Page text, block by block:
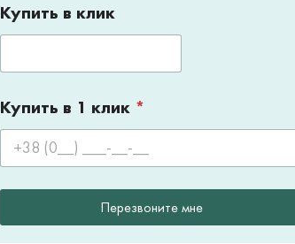
Купить в клик
Купить в 1 клик *
Перезвоните мне